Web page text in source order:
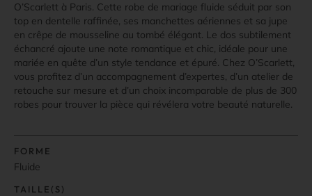
O’Scarlett à Paris. Cette robe de mariage fluide séduit par son
top en dentelle raffinée, ses manchettes aériennes et sa jupe
en crêpe de mousseline au tombé élégant. Le dos subtilement
échancré ajoute une note romantique et chic, idéale pour une
mariée en quête d’un style tendance et épuré. Chez O’Scarlett,
vous profitez d’un accompagnement d’expertes, d’un atelier de
retouche sur mesure et d’un choix incomparable de plus de 300
robes pour trouver la pièce qui révélera votre beauté naturelle.
FORME
Fluide
TAILLE(S)